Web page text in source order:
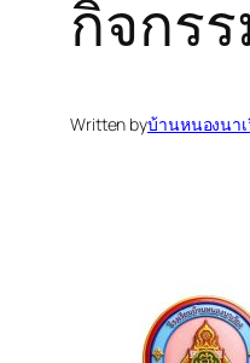
กิจกร
Written byบ้านหนองนาเ